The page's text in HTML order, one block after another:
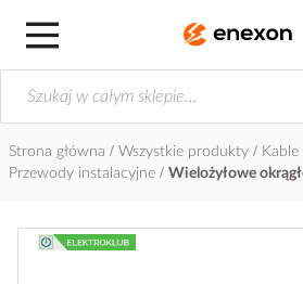
Strona główna Wszystkie produkty
Przewody instalacyjne
Wielożyłowe
Przejdź